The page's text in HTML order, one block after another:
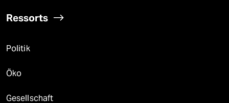
Ressorts
Politik
Öko
Gesellschaft